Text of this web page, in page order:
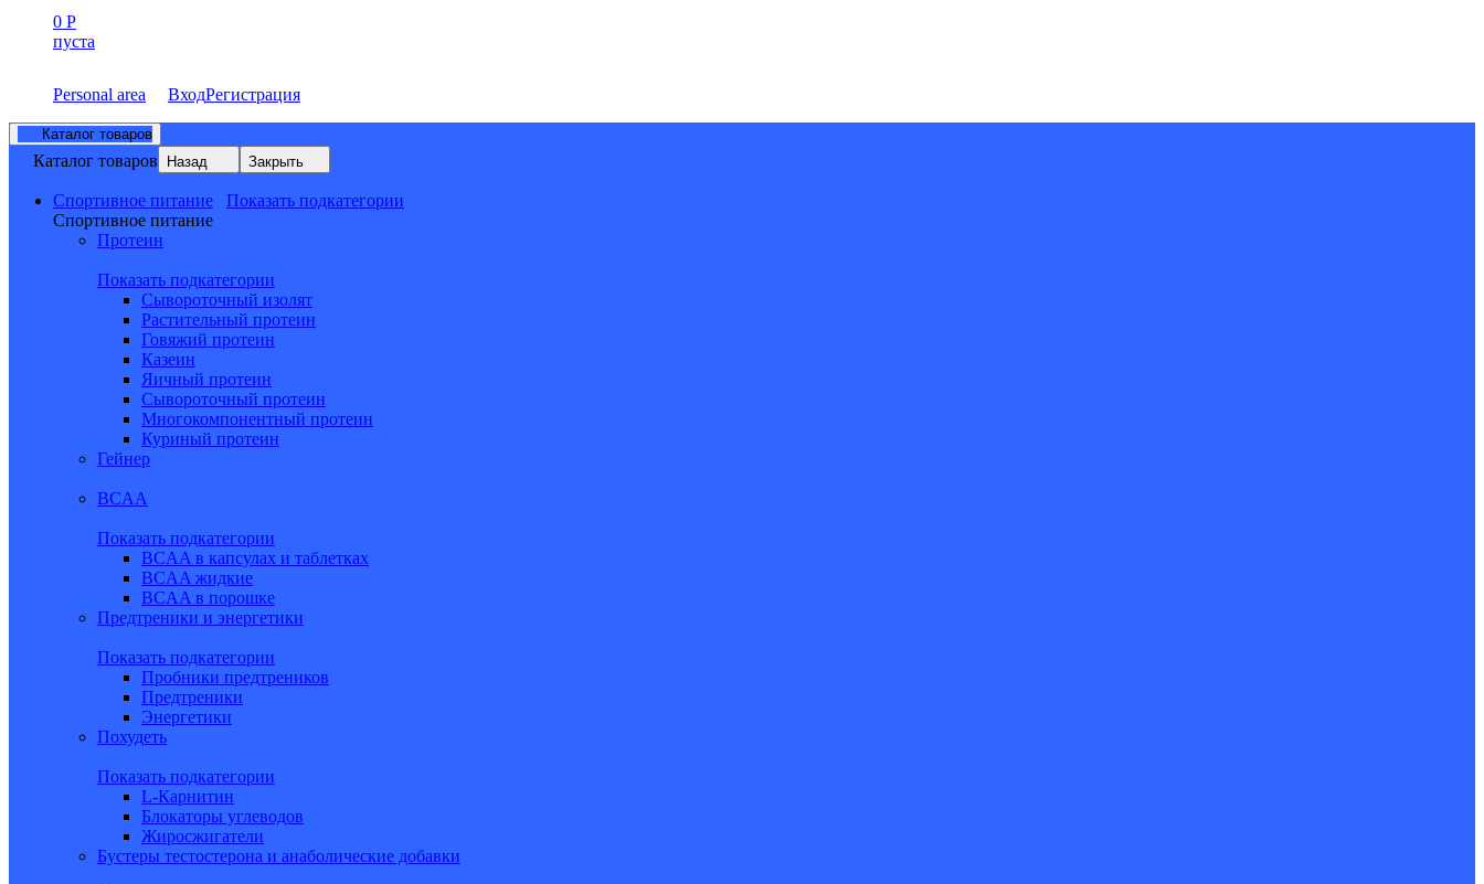
0 Р
пуста
Personal area ВходРегистрация
Каталог товаров
Каталог товаров Назад Закрыть
Спортивное питание
Показать подкатегории
Спортивное питание
Протеин
Показать подкатегории
Сывороточный изолят
Растительный протеин
Говяжий протеин
Казеин
Яичный протеин
Сывороточный протеин
Многокомпонентный протеин
Куриный протеин
Гейнер
BCAA
Показать подкатегории
BCAA в капсулах и таблетках
BCAA жидкие
BCAA в порошке
Предтреники и энергетики
Показать подкатегории
Пробники предтреников
Предтреники
Энергетики
Похудеть
Показать подкатегории
L-Карнитин
Блокаторы углеводов
Жиросжигатели
Бустеры тестостерона и анаболические добавки